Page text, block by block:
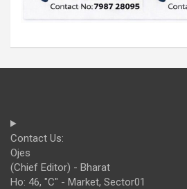
Contact Us:
Ojes
(Chief Editor) - Bharat
Ho: 46, "C" - Market, Sector01